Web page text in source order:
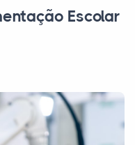
Escolar